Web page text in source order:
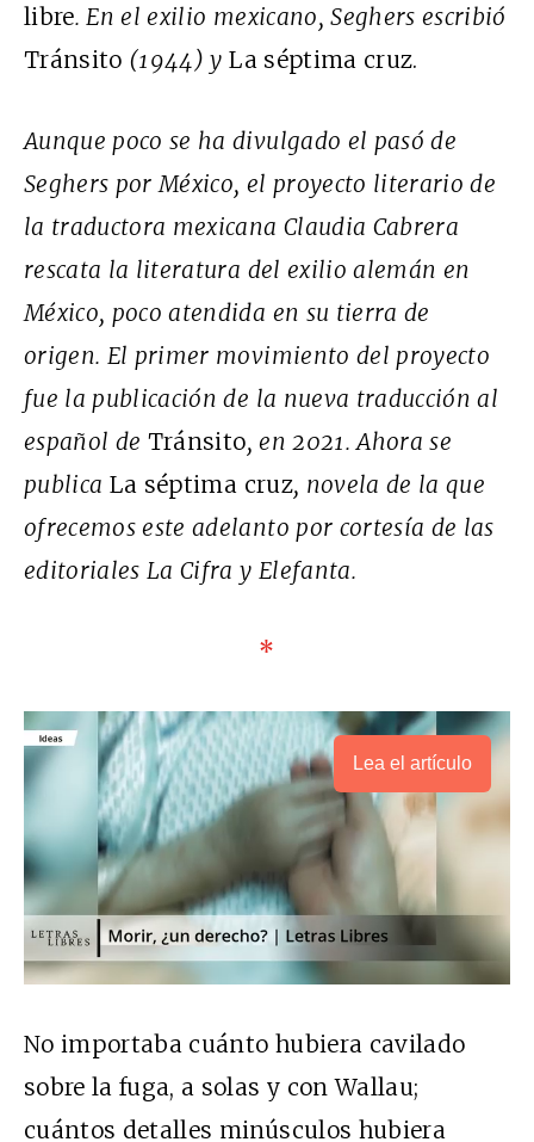
libre. En el exilio mexicano, Seghers escribió
Tránsito (1944) yLa séptima cruz.
Aunque poco se ha divulgado el pasó de
Seghers por México, el proyecto literario de
la traductora mexicana Claudia Cabrera
rescata la literatura del exilio alemán en
México, poco atendida en su tierra de
origen. El primer movimiento del proyecto
fue la publicación de la nueva traducción al
español de Tránsito, en 2021. Ahora se
publica La séptima cruz, novela de la que
ofrecemos este adelanto por cortesía de las
editoriales La Cifra y Elefanta.
*
Lea el artículo
No importaba cuánto hubiera cavilado
sobre la fuga, a solas y con Wallau;
cuántos detalles minúsculos hubiera